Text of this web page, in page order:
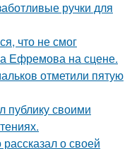
ручки для
что не смог
Ефремова на сцене.
отметили пятую
публику своими
о своей